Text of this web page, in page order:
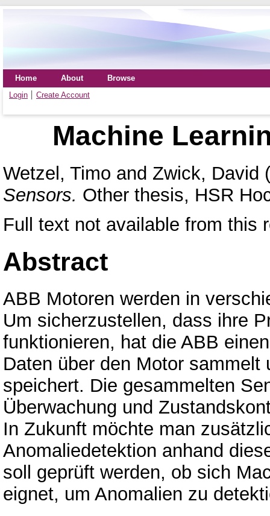
Home About
Browse
Login
Create Account
Machine
Wetzel, Timo and Zwick, David
Sensors. Other thesis, HSR
Full text not available from this
Abstract
ABB Motoren werden in
Um sicherzustellen, dass ihre
funktionieren, hat die ABB
Daten über den Motor
speichert. Die gesammelten
Überwachung und
In Zukunft möchte man
Anomaliedetektion anhand
soll geprüft werden, ob sich
eignet, um Anomalien zu